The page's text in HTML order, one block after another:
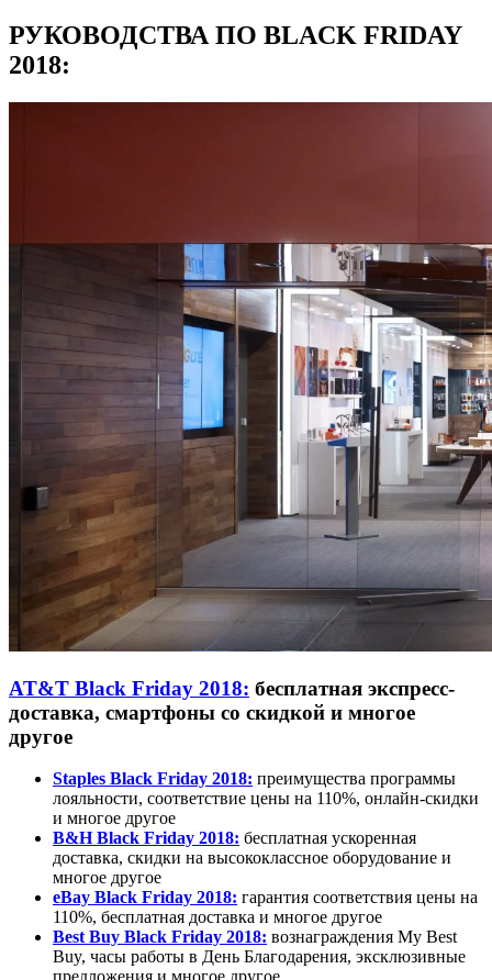
РУКОВОДСТВА ПО BLACK FRIDAY
2018:
AT&T Black Friday 2018: бесплатная экспресс-
доставка, смартфоны со скидкой и многое
другое
Staples Black Friday 2018: преимущества программы
лояльности, соответствие цены на 110%, онлайн-скидки
и многое другое
B&H Black Friday 2018: бесплатная ускоренная
доставка, скидки на высококлассное оборудование и
многое другое
eBay Black Friday 2018: гарантия соответствия цены на
110%, бесплатная доставка и многое другое
Best Buy Black Friday 2018: вознаграждения My Best
Buy, часы работы в День Благодарения, эксклюзивные